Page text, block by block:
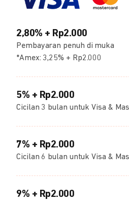
2,80% + Rp2.000
Pembayaran penuh di muka
*Amex: 3,25% + Rp2.000
5% + Rp2.000
Cicilan 3 bulan untuk Visa &
7% + Rp2.000
Cicilan 6 bulan untuk Visa &
9% + Rp2.000